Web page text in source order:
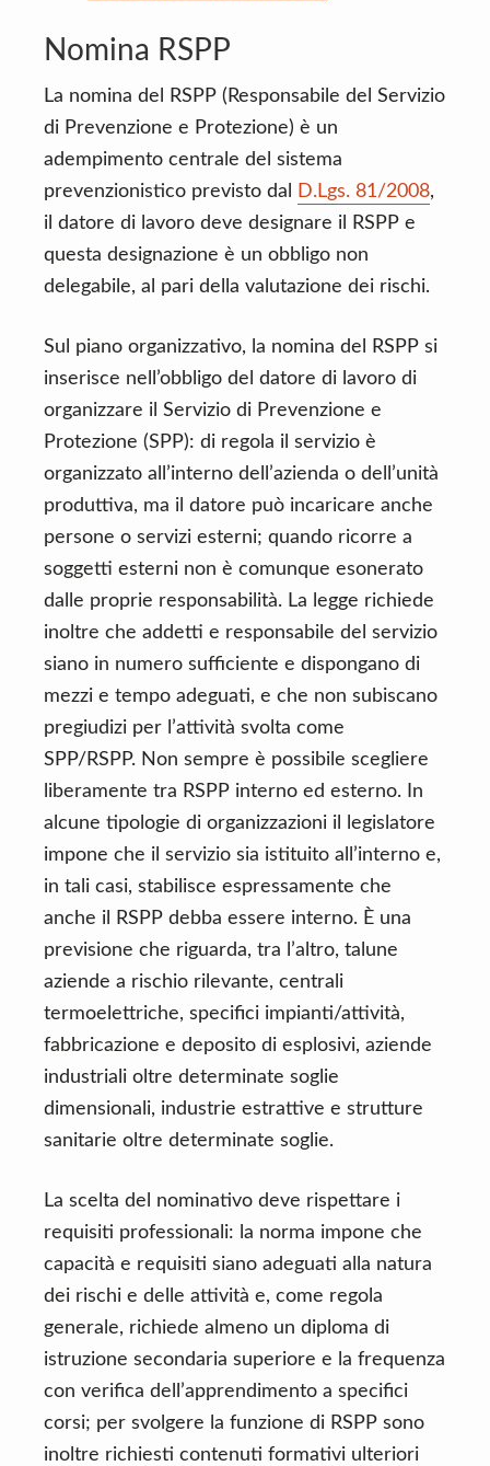
Nomina RSPP
La nomina del RSPP (Responsabile del Servizio
di Prevenzione e Protezione) è un
adempimento centrale del sistema
prevenzionistico previsto dal
D.Lgs. 81/2008,
il datore di lavoro deve designare il RSPP e
questa designazione è un obbligo non
delegabile, al pari della valutazione dei rischi.
Sul piano organizzativo, la nomina del RSPP si
inserisce nell’obbligo del datore di lavoro di
organizzare il Servizio di Prevenzione e
Protezione (SPP): di regola il servizio è
organizzato all’interno dell’azienda o dell’unità
produttiva, ma il datore può incaricare anche
persone o servizi esterni; quando ricorre a
soggetti esterni non è comunque esonerato
dalle proprie responsabilità. La legge richiede
inoltre che addetti e responsabile del servizio
siano in numero sufficiente e dispongano di
mezzi e tempo adeguati, e che non subiscano
pregiudizi per l’attività svolta come
SPP/RSPP. Non sempre è possibile scegliere
liberamente tra RSPP interno ed esterno. In
alcune tipologie di organizzazioni il legislatore
impone che il servizio sia istituito all’interno e,
in tali casi, stabilisce espressamente che
anche il RSPP debba essere interno. È una
previsione che riguarda, tra l’altro, talune
aziende a rischio rilevante, centrali
termoelettriche, specifici impianti/attività,
fabbricazione e deposito di esplosivi, aziende
industriali oltre determinate soglie
dimensionali, industrie estrattive e strutture
sanitarie oltre determinate soglie.
La scelta del nominativo deve rispettare i
requisiti professionali: la norma impone che
capacità e requisiti siano adeguati alla natura
dei rischi e delle attività e, come regola
generale, richiede almeno un diploma di
istruzione secondaria superiore e la frequenza
con verifica dell’apprendimento a specifici
corsi; per svolgere la funzione di RSPP sono
inoltre richiesti contenuti formativi ulteriori